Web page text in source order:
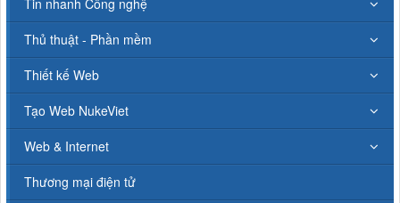
Tin nhanh Công nghệ
Thủ thuật - Phần mềm
Thiết kế Web
Tạo Web NukeViet
Web & Internet
Thương mại điện tử